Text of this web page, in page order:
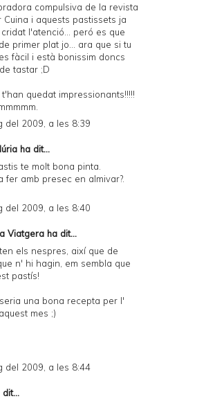
compulsiva de la revista
Cuina i aquests pastissets ja
l'atenció... peró es que
primer plat jo... ara que si tu
fàcil i està bonissim doncs
tastar ;D
quedat impressionants!!!!!
del 2009, a les 8:39
ha dit...
te molt bona pinta.
fer amb presec en almivar?.
del 2009, a les 8:40
Viatgera ha dit...
els nespres, així que de
n' hi hagin, em sembla que
pastís!
una bona recepta per l'
mes ;)
del 2009, a les 8:44
dit...